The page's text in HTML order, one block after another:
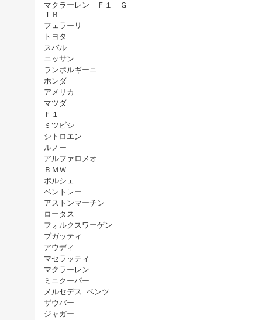
マクラーレン Ｆ１ Ｇ
ＴＲ
フェラーリ
トヨタ
スバル
ニッサン
ランボルギーニ
ホンダ
アメリカ
マツダ
Ｆ１
ミツビシ
シトロエン
ルノー
アルファロメオ
ＢＭＷ
ポルシェ
ベントレー
アストンマーチン
ロータス
フォルクスワーゲン
ブガッティ
アウディ
マセラッティ
マクラーレン
ミニクーパー
メルセデス ベンツ
ザウバー
ジャガー